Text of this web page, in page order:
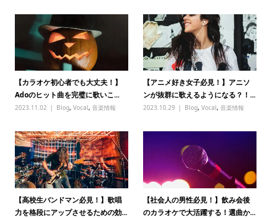
【カラオケ初心者でも大丈夫！】
Adoのヒット曲を完璧に歌いこ...
2023.11.02 Blog, Vocal, 音楽情報
【アニメ好き女子必見！】アニソ
ンが抜群に歌えるようになる？！...
2023.10.29 Blog,Vocal,音楽情報
【高校生バンドマン必見！】歌唱
力を格段にアップさせるための効...
【社会人の男性必見！】飲み会後
のカラオケで大活躍する！選曲か...